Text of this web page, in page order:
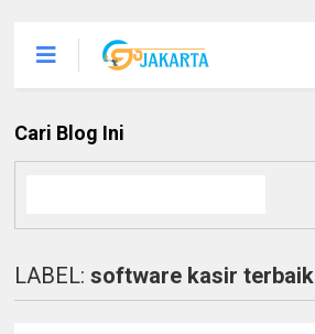
Cari Blog Ini
LABEL:software kasir terbaik